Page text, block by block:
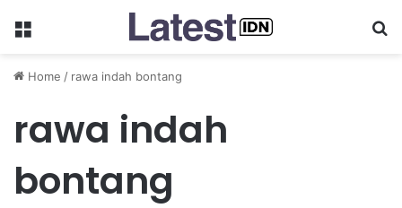
Menu
Home / rawa indah bontang
rawa indah
bontang